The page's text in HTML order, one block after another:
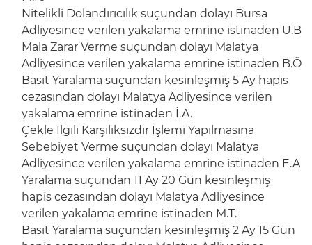
Nitelikli Dolandırıcılık suçundan dolayı Bursa
Adliyesince verilen yakalama emrine istinaden U.B
Mala Zarar Verme suçundan dolayı Malatya
Adliyesince verilen yakalama emrine istinaden B.Ö
Basit Yaralama suçundan kesinleşmiş 5 Ay hapis
cezasından dolayı Malatya Adliyesince verilen
yakalama emrine istinaden İ.A.
Çekle İlgili Karşılıksızdır İşlemi Yapılmasına
Sebebiyet Verme suçundan dolayı Malatya
Adliyesince verilen yakalama emrine istinaden E.A
Yaralama suçundan 11 Ay 20 Gün kesinleşmiş
hapis cezasından dolayı Malatya Adliyesince
verilen yakalama emrine istinaden M.T.
Basit Yaralama suçundan kesinleşmiş 2 Ay 15 Gün